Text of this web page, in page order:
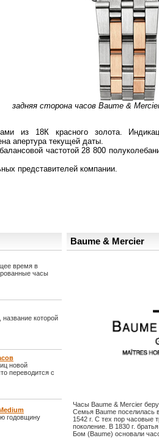
задняя сторона часов Baume &
из 18К красного золота.
апертура текущей даты.
частотой 28 800
представителей компании.
время в
часы
которой
новой
переводится с
годовщину
Baume & Mercier
Часы Baume & Mercier
Семья Baume поселилась
1542 г. С тех пор часовые
поколение. В 1830 г.
Бом (Baume) основали